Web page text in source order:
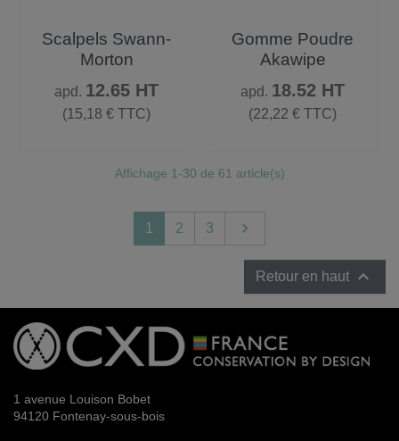
Scalpels Swann-
Morton
apd. Prix
12.65 HT
(15,18 € TTC)
Gomme Poudre
Akawipe
apd. Prix
18.52 HT
(22,22 € TTC)
Affichage 1-30 de 61 article(s)
1 2 3 Suivant

Retour en haut 
1 avenue Louison Bobet
94120 Fontenay-sous-bois